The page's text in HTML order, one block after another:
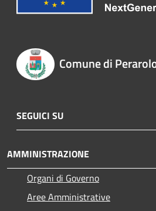
Comune di
SEGUICI SU
AMMINISTRAZIONE
Organi di Governo
Aree Amministrative